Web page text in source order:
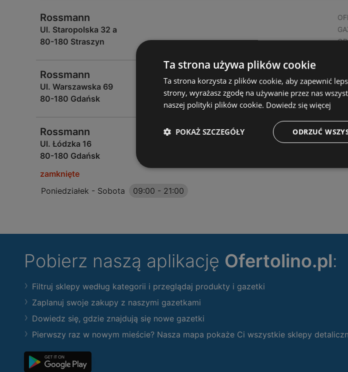
Rossmann
Ul. Staropolska 32 a
80-180 Straszyn
Rossmann
Ul. Warszawska 69
80-180 Gdańsk
Rossmann
Ul. Łódzka 16
80-180 Gdańsk
zamknięte
Poniedziałek - Sobota
09:00 - 21:00
Pobierz naszą aplikację Ofertolino.pl:
Filtruj sklepy według kategorii i przeglądaj produkty i gazetki
Zaplanuj swoje zakupy z naszymi gazetkami
Dowiedz się, gdzie znajdują się nowe gazetki
Pierwszy raz w nowym mieście? Nasza mapa pokaże Ci wszystkie sklepy
Ta strona używa plików cookie
Ta strona korzysta z plików cookie, aby zapewnić
strony, wyrażasz zgodę na używanie przez nas
naszej polityki plików cookie. Dowiedz się więcej
ODRZUĆ
POKAŻ SZCZEGÓŁY